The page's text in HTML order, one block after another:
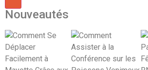
Nouveautés